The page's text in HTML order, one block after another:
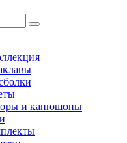
и капюшоны